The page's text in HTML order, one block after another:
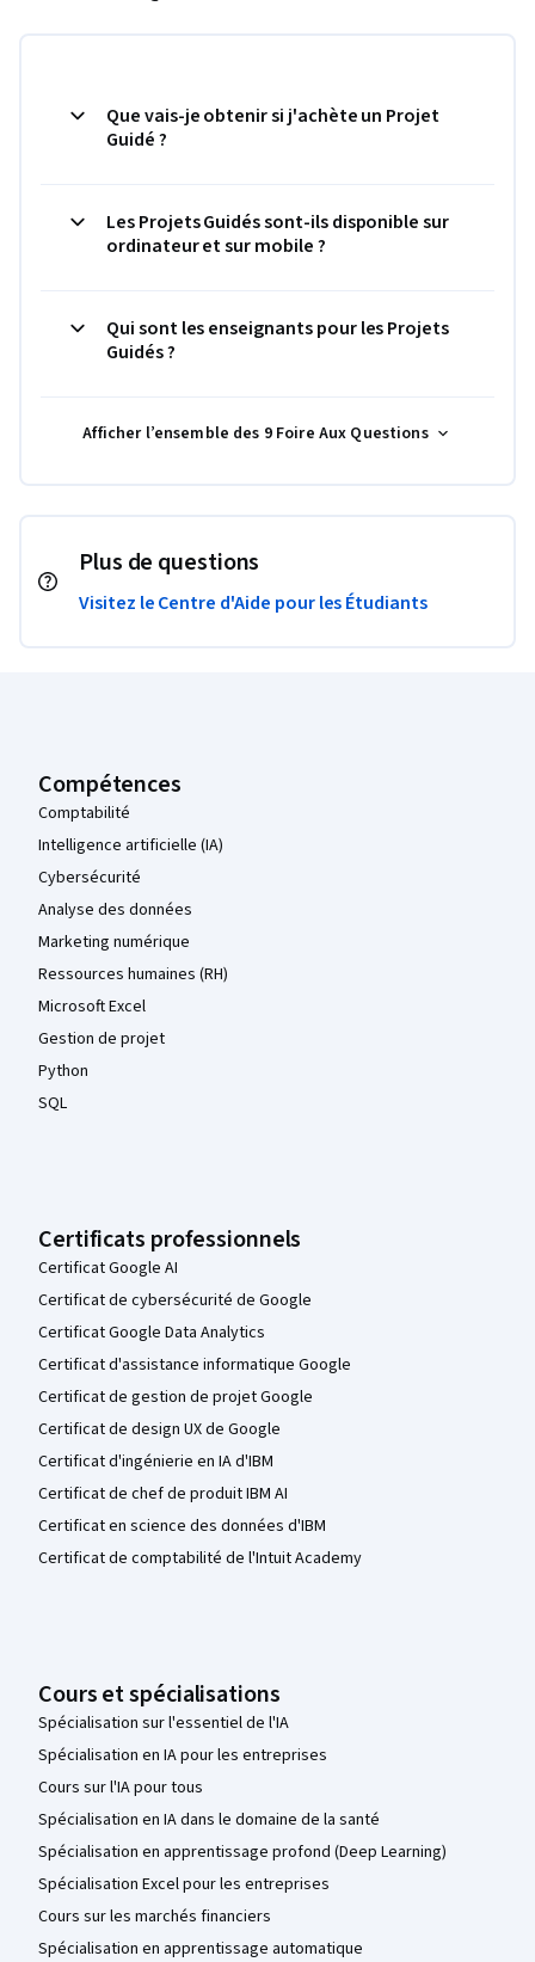
Que vais-je obtenir si j'achète un Projet
Guidé ?
Les Projets Guidés sont-ils disponible sur
ordinateur et sur mobile ?
Qui sont les enseignants pour les Projets
Guidés ?
Afficher l’ensemble des 9 Foire Aux Questions
Plus de questions
Visitez le Centre d'Aide pour les Étudiants
Compétences
Comptabilité
Intelligence artificielle (IA)
Cybersécurité
Analyse des données
Marketing numérique
Ressources humaines (RH)
Microsoft Excel
Gestion de projet
Python
SQL
Certificats professionnels
Certificat Google AI
Certificat de cybersécurité de Google
Certificat Google Data Analytics
Certificat d'assistance informatique Google
Certificat de gestion de projet Google
Certificat de design UX de Google
Certificat d'ingénierie en IA d'IBM
Certificat de chef de produit IBM AI
Certificat en science des données d'IBM
Certificat de comptabilité de l'Intuit Academy
Cours et spécialisations
Spécialisation sur l'essentiel de l'IA
Spécialisation en IA pour les entreprises
Cours sur l'IA pour tous
Spécialisation en IA dans le domaine de la santé
Spécialisation en apprentissage profond (Deep Learning)
Spécialisation Excel pour les entreprises
Cours sur les marchés financiers
Spécialisation en apprentissage automatique